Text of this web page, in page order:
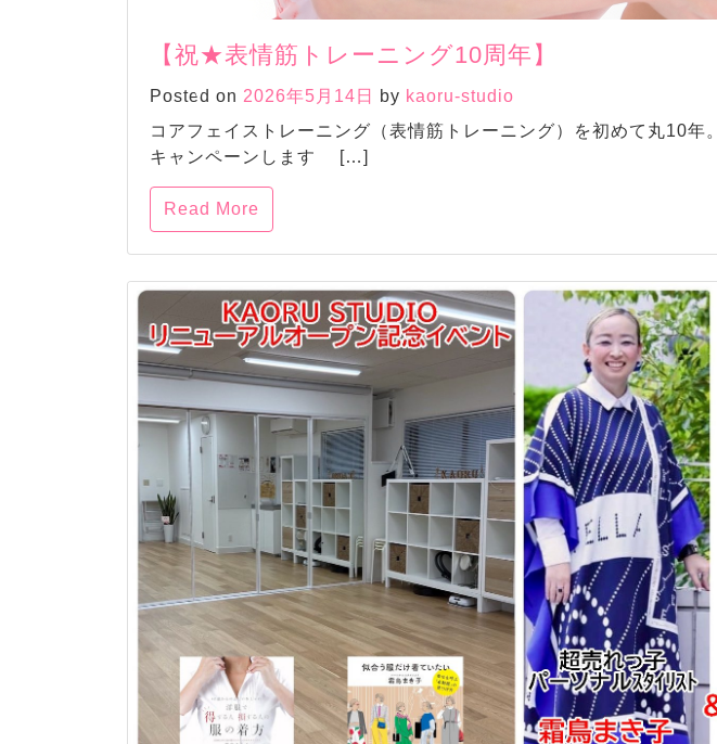
【祝★表情筋トレーニング10周年】
Posted on 2026年5月14日 by kaoru-studio
コアフェイストレーニング（表情筋トレーニング）を初めて丸10
キャンペーンします […]
Read More